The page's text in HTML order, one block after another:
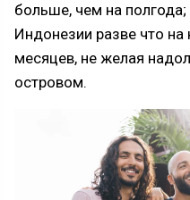
больше, чем на
Индонезии разве что на
месяцев, не желая
островом.